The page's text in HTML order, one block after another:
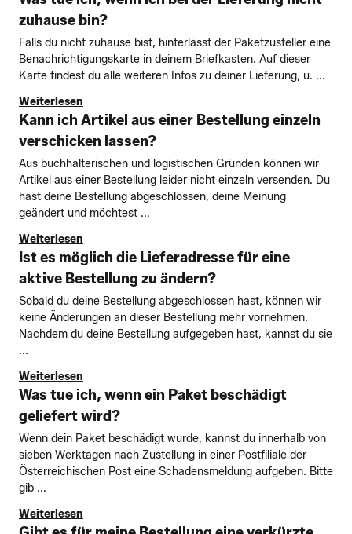
zuhause bin?
Falls du nicht zuhause bist, hinterlässt der Paketzusteller eine
Benachrichtigungskarte in deinem Briefkasten. Auf dieser
Karte findest du alle weiteren Infos zu deiner Lieferung, u. ...
Weiterlesen
Kann ich Artikel aus einer Bestellung einzeln
verschicken lassen?
Aus buchhalterischen und logistischen Gründen können wir
Artikel aus einer Bestellung leider nicht einzeln versenden. Du
hast deine Bestellung abgeschlossen, deine Meinung
geändert und möchtest ...
Weiterlesen
Ist es möglich die Lieferadresse für eine
aktive Bestellung zu ändern?
Sobald du deine Bestellung abgeschlossen hast, können wir
keine Änderungen an dieser Bestellung mehr vornehmen.
Nachdem du deine Bestellung aufgegeben hast, kannst du sie
...
Weiterlesen
Was tue ich, wenn ein Paket beschädigt
geliefert wird?
Wenn dein Paket beschädigt wurde, kannst du innerhalb von
sieben Werktagen nach Zustellung in einer Postfiliale der
Österreichischen Post eine Schadensmeldung aufgeben. Bitte
gib ...
Weiterlesen